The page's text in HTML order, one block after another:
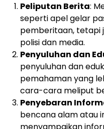
Peliputan Berita:
seperti apel gelar
pemberitaan, tetapi
polisi dan media.
Penyuluhan dan
penyuluhan dan
pemahaman yang
cara-cara meliput
Penyebaran
bencana alam atau